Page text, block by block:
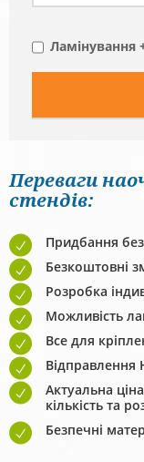
Ламінування
Переваги
стендів:
Придбання
Безкоштовні
Розробка
Можливість
Все для
Актуальна
кількість та
Безпечні